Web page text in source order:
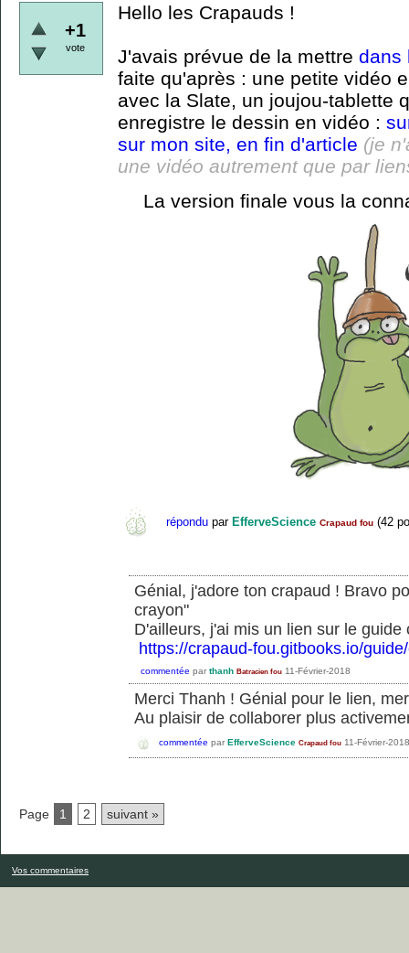
+1
vote
Hello les Crapauds !
J'avais prévue de la mettre dans
faite qu'après : une petite vidéo
avec la Slate, un joujou-tablette
enregistre le dessin en vidéo :
sur mon site, en fin d'article (je
une vidéo autrement que par
La version finale vous la
répondu par EfferveScience Crapaud fou (42
Génial, j'adore ton crapaud ! Bravo
crayon"
D'ailleurs, j'ai mis un lien sur le guide
https://crapaud-fou.gitbooks.io/
commentée par thanh Batracien fou 11-Février-2018
Merci Thanh ! Génial pour le lien,
Au plaisir de collaborer plus
commentée par EfferveScience Crapaud fou 11-Février-2018
Page 1 2 suivant »
Vos commentaires